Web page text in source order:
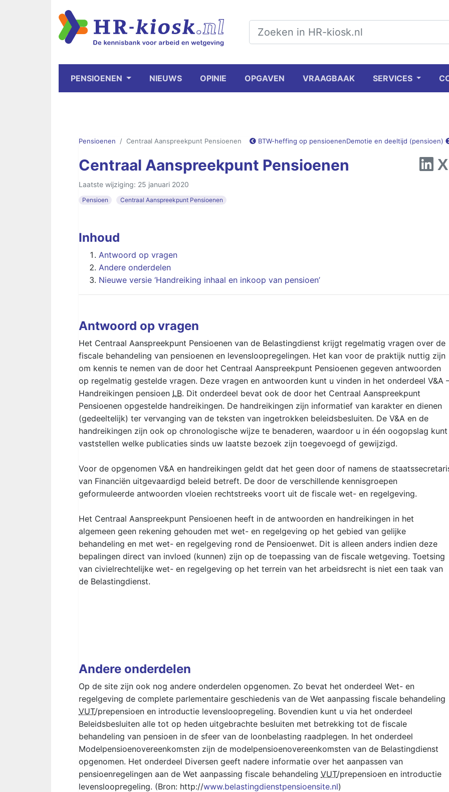
PENSIOENEN NIEUWS OPINIE OPGAVEN VRAAGBAAK SERVICES
Pensioenen Centraal Aanspreekpunt Pensioenen BTW-heffing op pensioenenDemotie en deeltijd (pensioen)
Centraal Aanspreekpunt Pensioenen
Laatste wijziging: 25 januari 2020
Pensioen Centraal Aanspreekpunt Pensioenen
Inhoud
Antwoord op vragen
Andere onderdelen
Nieuwe versie ‘Handreiking inhaal en inkoop van pensioen’
Antwoord op vragen
Het Centraal Aanspreekpunt Pensioenen van de Belastingdienst krijgt regelmatig vragen over de
fiscale behandeling van pensioenen en levensloopregelingen. Het kan voor de praktijk nuttig zijn
om kennis te nemen van de door het Centraal Aanspreekpunt Pensioenen gegeven antwoorden
op regelmatig gestelde vragen. Deze vragen en antwoorden kunt u vinden in het onderdeel V&A
Handreikingen pensioen LB. Dit onderdeel bevat ook de door het Centraal Aanspreekpunt
Pensioenen opgestelde handreikingen. De handreikingen zijn informatief van karakter en dienen
(gedeeltelijk) ter vervanging van de teksten van ingetrokken beleidsbesluiten. De V&A en de
handreikingen zijn ook op chronologische wijze te benaderen, waardoor u in één oogopslag kunt
vaststellen welke publicaties sinds uw laatste bezoek zijn toegevoegd of gewijzigd.
Voor de opgenomen V&A en handreikingen geldt dat het geen door of namens de
van Financiën uitgevaardigd beleid betreft. De door de verschillende kennisgroepen
geformuleerde antwoorden vloeien rechtstreeks voort uit de fiscale wet- en regelgeving.
Het Centraal Aanspreekpunt Pensioenen heeft in de antwoorden en handreikingen in het
algemeen geen rekening gehouden met wet- en regelgeving op het gebied van gelijke
behandeling en met wet- en regelgeving rond de Pensioenwet. Dit is alleen anders indien deze
bepalingen direct van invloed (kunnen) zijn op de toepassing van de fiscale wetgeving. Toetsing
van civielrechtelijke wet- en regelgeving op het terrein van het arbeidsrecht is niet een taak van
de Belastingdienst.
Andere onderdelen
Op de site zijn ook nog andere onderdelen opgenomen. Zo bevat het onderdeel Wet- en
regelgeving de complete parlementaire geschiedenis van de Wet aanpassing fiscale behandeling
VUT/prepensioen en introductie levensloopregeling. Bovendien kunt u via het onderdeel
Beleidsbesluiten alle tot op heden uitgebrachte besluiten met betrekking tot de fiscale
behandeling van pensioen in de sfeer van de loonbelasting raadplegen. In het onderdeel
Modelpensioenovereenkomsten zijn de modelpensioenovereenkomsten van de Belastingdienst
opgenomen. Het onderdeel Diversen geeft nadere informatie over het aanpassen van
pensioenregelingen aan de Wet aanpassing fiscale behandeling VUT/prepensioen en introductie
levensloopregeling. (Bron: http://www.belastingdienstpensioensite.nl)